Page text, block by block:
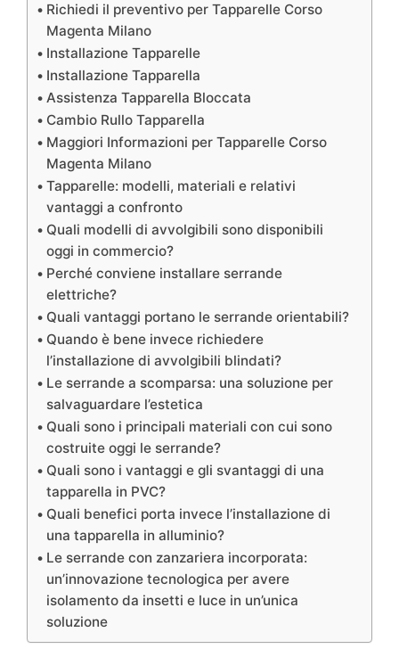
Richiedi il preventivo per Tapparelle Corso
Magenta Milano
Installazione Tapparelle
Installazione Tapparella
Assistenza Tapparella Bloccata
Cambio Rullo Tapparella
Maggiori Informazioni per Tapparelle Corso
Magenta Milano
Tapparelle: modelli, materiali e relativi
vantaggi a confronto
Quali modelli di avvolgibili sono disponibili
oggi in commercio?
Perché conviene installare serrande
elettriche?
Quali vantaggi portano le serrande orientabili?
Quando è bene invece richiedere
l’installazione di avvolgibili blindati?
Le serrande a scomparsa: una soluzione per
salvaguardare l’estetica
Quali sono i principali materiali con cui sono
costruite oggi le serrande?
Quali sono i vantaggi e gli svantaggi di una
tapparella in PVC?
Quali benefici porta invece l’installazione di
una tapparella in alluminio?
Le serrande con zanzariera incorporata:
un’innovazione tecnologica per avere
isolamento da insetti e luce in un’unica
soluzione